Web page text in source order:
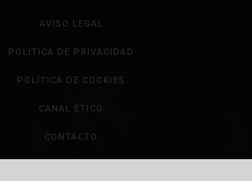
AVISO LEGAL
POLÍTICA DE PRIVACIDAD
POLÍTICA DE COOKIES
CANAL ÉTICO
CONTACTO